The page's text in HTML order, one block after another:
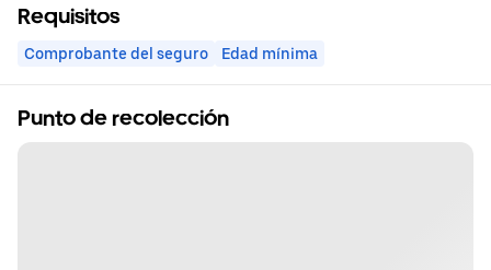
Requisitos
Comprobante del seguro Edad mínima
Punto de recolección